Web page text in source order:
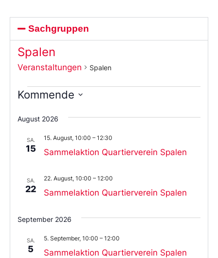
Sachgruppen
Spalen
Veranstaltungen Spalen
Kommende
Sie
das
aus.
August 2026
SA.
15 Sammelaktion Quartierverein Spalen
15. August, 10:00 – 12:30
SA.
22 Sammelaktion Quartierverein Spalen
22. August, 10:00 – 12:00
September 2026
SA.
5 Sammelaktion Quartierverein Spalen
5. September, 10:00 – 12:00